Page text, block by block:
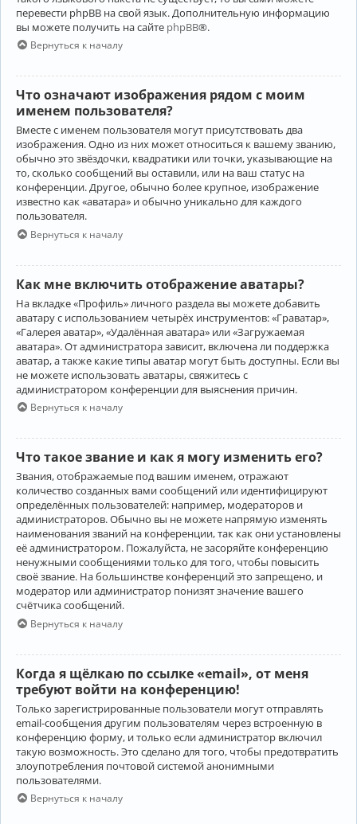
перевести phpBB на свой язык. Дополнительную информацию
вы можете получить на сайте phpBB®.
Вернуться к началу
Что означают изображения рядом с моим
именем пользователя?
Вместе с именем пользователя могут присутствовать два
изображения. Одно из них может относиться к вашему званию,
обычно это звёздочки, квадратики или точки, указывающие на
то, сколько сообщений вы оставили, или на ваш статус на
конференции. Другое, обычно более крупное, изображение
известно как «аватара» и обычно уникально для каждого
пользователя.
Вернуться к началу
Как мне включить отображение аватары?
На вкладке «Профиль» личного раздела вы можете добавить
аватару с использованием четырёх инструментов: «Граватар»,
«Галерея аватар», «Удалённая аватара» или «Загружаемая
аватара». От администратора зависит, включена ли поддержка
аватар, а также какие типы аватар могут быть доступны. Если вы
не можете использовать аватары, свяжитесь с
администратором конференции для выяснения причин.
Вернуться к началу
Что такое звание и как я могу изменить его?
Звания, отображаемые под вашим именем, отражают
количество созданных вами сообщений или идентифицируют
определённых пользователей: например, модераторов и
администраторов. Обычно вы не можете напрямую изменять
наименования званий на конференции, так как они установлены
её администратором. Пожалуйста, не засоряйте конференцию
ненужными сообщениями только для того, чтобы повысить
своё звание. На большинстве конференций это запрещено, и
модератор или администратор понизят значение вашего
счётчика сообщений.
Вернуться к началу
Когда я щёлкаю по ссылке «email», от меня
требуют войти на конференцию!
Только зарегистрированные пользователи могут отправлять
email-сообщения другим пользователям через встроенную в
конференцию форму, и только если администратор включил
такую возможность. Это сделано для того, чтобы предотвратить
злоупотребления почтовой системой анонимными
пользователями.
Вернуться к началу